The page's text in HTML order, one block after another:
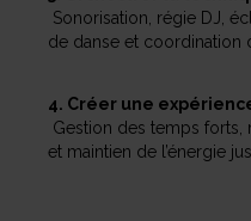
Sonorisation, régie DJ,
de danse et coordination
4. Créer une
Gestion des temps forts,
et maintien de l’énergie